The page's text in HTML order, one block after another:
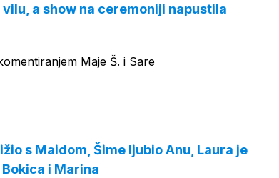
a show na ceremoniji napustila
Maje Š. i Sare
s Maidom, Šime ljubio Anu, Laura je
i Marina